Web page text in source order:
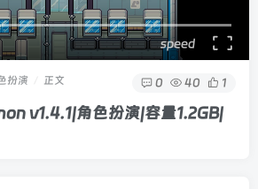
speed
扮演 正文 0 40 1
v1.4.1|角色扮演|容量1.2GB|